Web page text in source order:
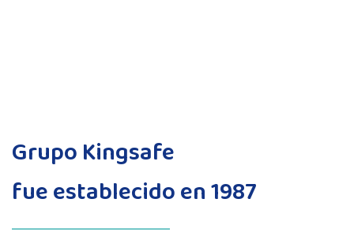
Grupo Kingsafe
fue establecido en 1987